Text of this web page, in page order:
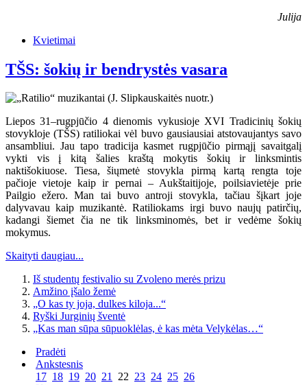
Julija
Kvietimai
TŠS: šokių ir bendrystės vasara
Liepos 31–rugpjūčio 4 dienomis vykusioje XVI Tradicinių šokių
stovykloje (TŠS) ratiliokai vėl buvo gausiausiai atstovaujantys savo
ansambliui. Jau tapo tradicija kasmet rugpjūčio pirmąjį savaitgalį
vykti vis į kitą šalies kraštą mokytis šokių ir linksmintis
naktišokiuose. Tiesa, šiųmetė stovykla pirmą kartą rengta toje
pačioje vietoje kaip ir pernai – Aukštaitijoje, poilsiavietėje prie
Pailgio ežero. Man tai buvo antroji stovykla, tačiau šįkart joje
dalyvavau kaip muzikantė. Ratiliokams irgi buvo naujų patirčių,
kadangi šiemet čia ne tik linksminomės, bet ir vedėme šokių
mokymus.
Skaityti daugiau...
Iš studentų festivalio su Zvoleno merės prizu
Amžino įšalo žemė
„O kas ty joja, dulkes kiloja...“
Ryški Jurginių šventė
„Kas man sūpa sūpuoklėlas, ė kas mėta Velykėlas…“
Pradėti
Ankstesnis
17 18 19 20 21 22 23 24 25 26